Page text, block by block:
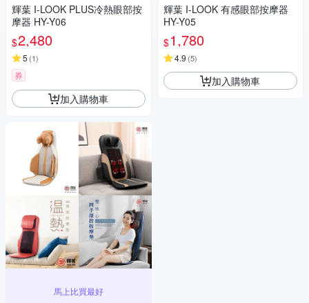
輝葉 I-LOOK PLUS冷熱眼部按
摩器 HY-Y06
$2,480
5 (1)
券
加入購物車
馬上比買最好
輝葉 I-LOOK 有感眼部按摩器
HY-Y05
$1,780
4.9 (5)
加入購物車